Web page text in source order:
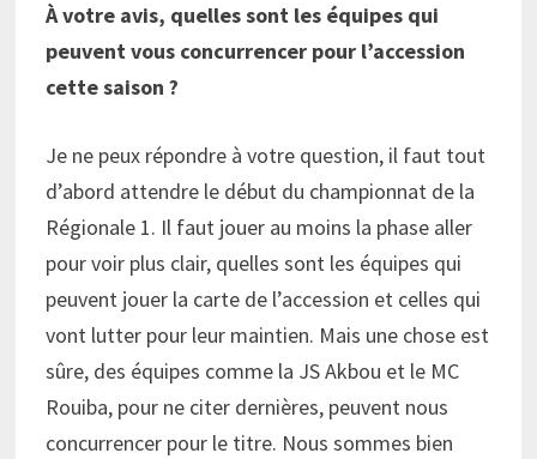
À votre avis, quelles sont les équipes qui
peuvent vous concurrencer pour l’accession
cette saison ?
Je ne peux répondre à votre question, il faut tout
d’abord attendre le début du championnat de la
Régionale 1. Il faut jouer au moins la phase aller
pour voir plus clair, quelles sont les équipes qui
peuvent jouer la carte de l’accession et celles qui
vont lutter pour leur maintien. Mais une chose est
sûre, des équipes comme la JS Akbou et le MC
Rouiba, pour ne citer dernières, peuvent nous
concurrencer pour le titre. Nous sommes bien